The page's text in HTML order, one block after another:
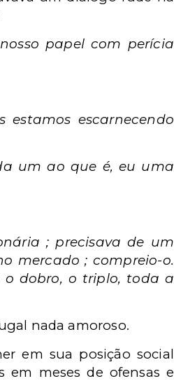
papel com perícia
escarnecendo
um ao que é, eu uma
; precisava de um
mercado ; compreio-o.
o dobro, o triplo, toda a
nada amoroso.
em sua posição social
em meses de ofensas e